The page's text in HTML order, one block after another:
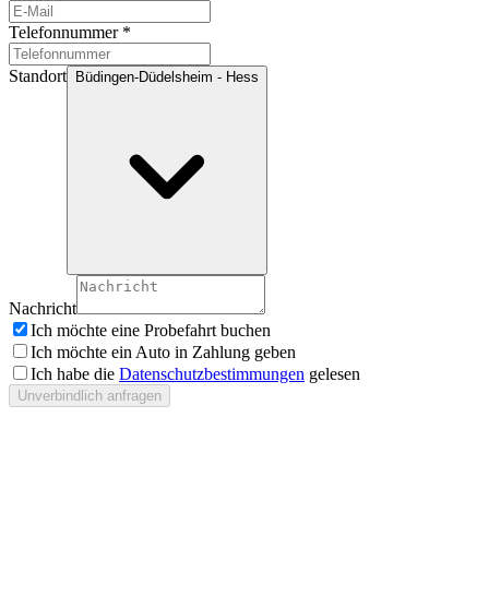
Telefonnummer*
Standort Büdingen-Düdelsheim - Hess
Nachricht
Ich möchte eine Probefahrt buchen
Ich möchte ein Auto in Zahlung geben
Ich habe die Datenschutzbestimmungen gelesen
Unverbindlich anfragen